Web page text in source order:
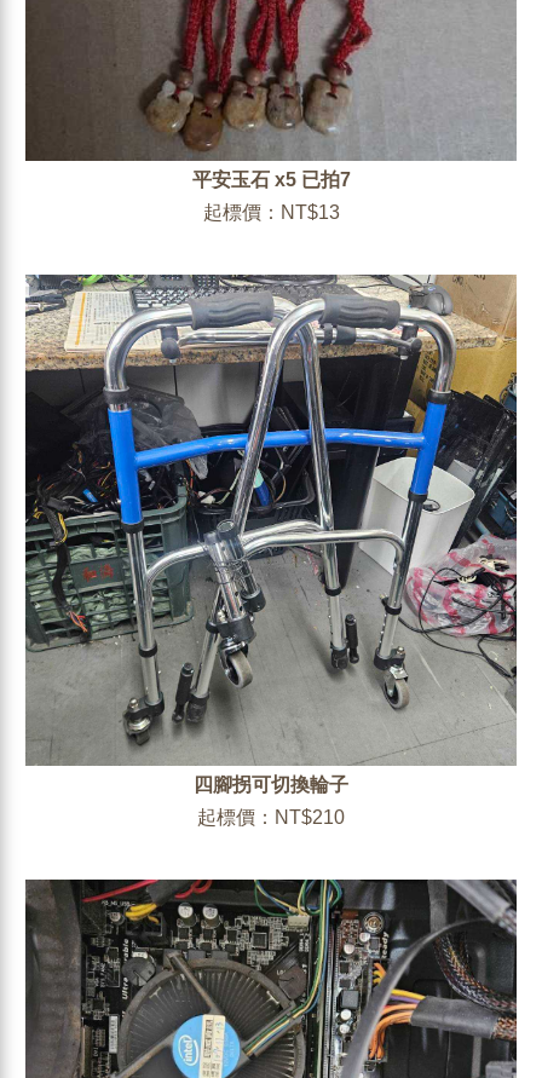
平安玉石 x5 已拍7
起標價：NT$13
四腳拐可切換輪子
起標價：NT$210